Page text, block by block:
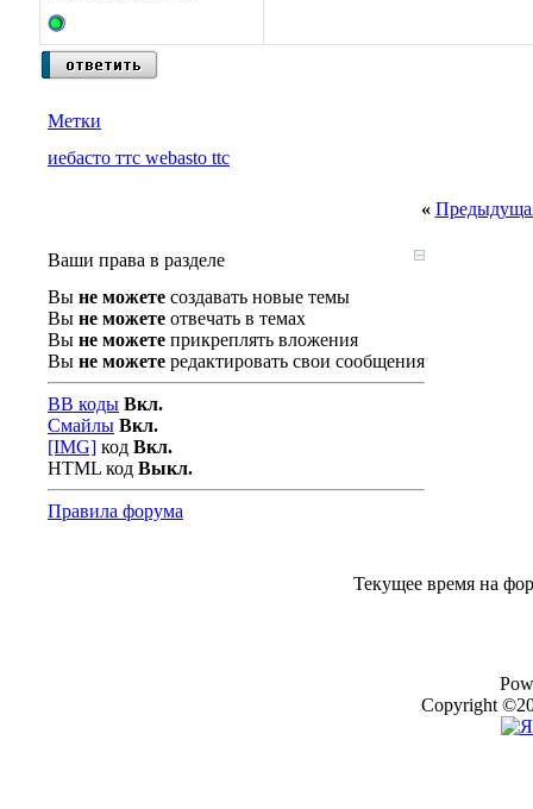
Метки
иебасто ттс webasto ttc
«
Ваши права в разделе
Вы не можете создавать новые темы
Вы не можете отвечать в темах
Вы не можете прикреплять вложения
Вы не можете редактировать свои сообщения
BB коды Вкл.
Смайлы Вкл.
[IMG] код Вкл.
HTML код Выкл.
Правила форума
Текущее время на
Copyright